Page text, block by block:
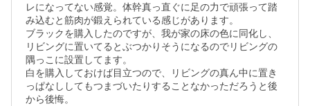
レになってない感覚。体幹真っ直ぐに足の力で頑張って踏
み込むと筋肉が鍛えられている感じがあります。
ブラックを購入したのですが、我が家の床の色に同化し、
リビングに置いてるとぶつかりそうになるのでリビングの
隅っこに設置してます。
白を購入しておけば目立つので、リビングの真ん中に置き
っぱなししてもつまづいたりすることなかっただろうと後
から後悔。